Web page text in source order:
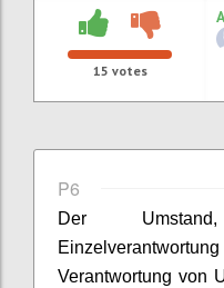
15 votes
P6
Der
Verantwortung von